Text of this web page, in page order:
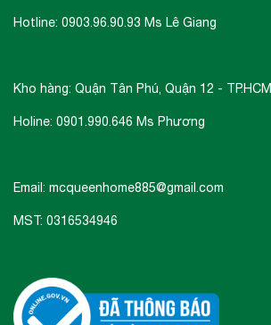
Hotline: 0903.96.90.93 Ms Lê Giang
Kho hàng: Quận Tân Phú, Quận 12 - TP.HCM
Holine: 0901.990.646 Ms Phương
Email: mcqueenhome885@gmail.com
MST: 0316534946